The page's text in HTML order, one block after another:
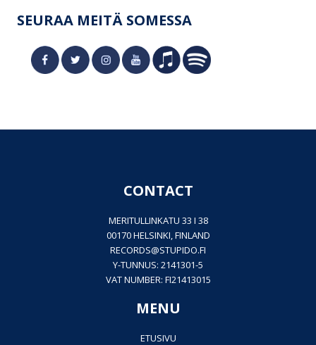
SEURAA MEITÄ SOMESSA
CONTACT
MERITULLINKATU 33 I 38
00170 HELSINKI, FINLAND
RECORDS@STUPIDO.FI
Y-TUNNUS: 2141301-5
VAT NUMBER: FI21413015
MENU
ETUSIVU